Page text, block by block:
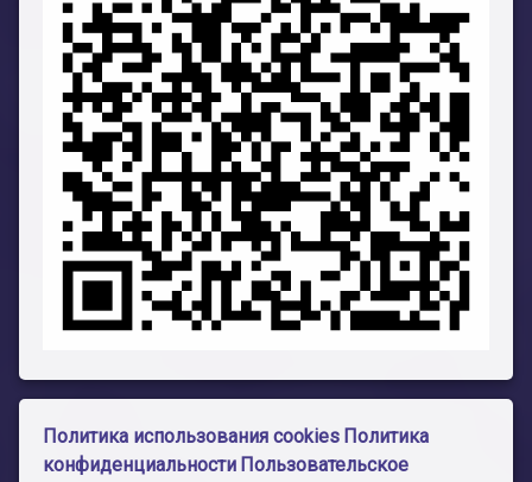
Политика использования cookies Политика
конфиденциальности Пользовательское